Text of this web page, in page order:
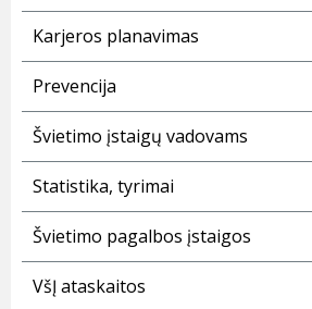
Karjeros planavimas
Prevencija
Švietimo įstaigų vadovams
Statistika, tyrimai
Švietimo pagalbos įstaigos
VšĮ ataskaitos